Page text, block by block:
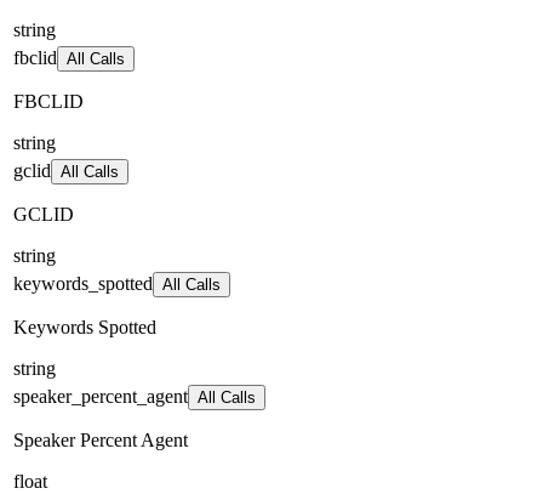
string
fbclid All Calls
FBCLID
string
gclid All Calls
GCLID
string
keywords_spotted All Calls
Keywords Spotted
string
speaker_percent_agent All Calls
Speaker Percent Agent
float